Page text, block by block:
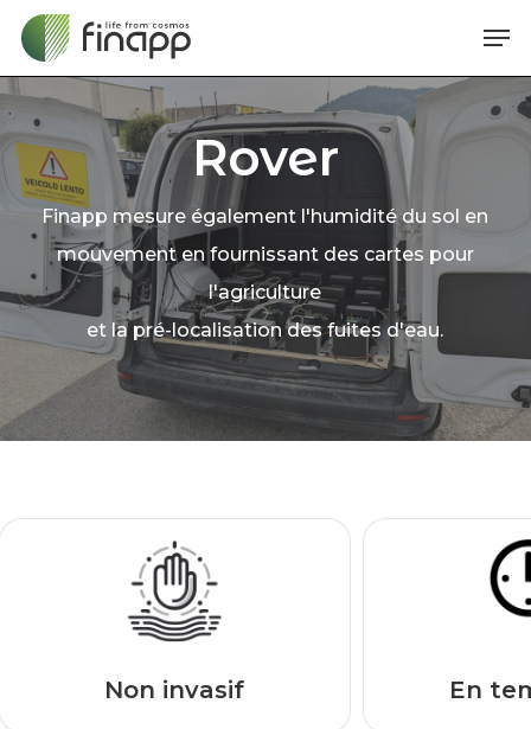
Skip
main
content
Rover
Finapp mesure également l'humidité du sol en
mouvement en fournissant des cartes pour
l'agriculture
et la pré-localisation des fuites d'eau.
Non invasif En